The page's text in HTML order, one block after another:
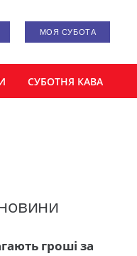
МОЯ СУБОТА
СУБОТНЯ КАВА
гроші за